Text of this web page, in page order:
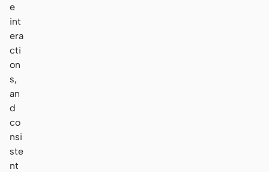
e
int
era
cti
on
s,
an
d
co
nsi
ste
nt